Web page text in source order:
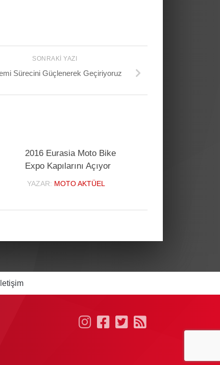
SONRAKI YAZI
Sürecini Güçlenerek Geçiriyoruz
2016 Eurasia Moto Bike
Expo Kapılarını Açıyor
YAZAR: MOTO AKTÜEL
İletişim